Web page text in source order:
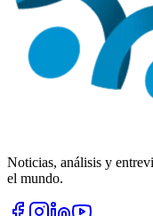
Noticias, análisis y
el mundo.